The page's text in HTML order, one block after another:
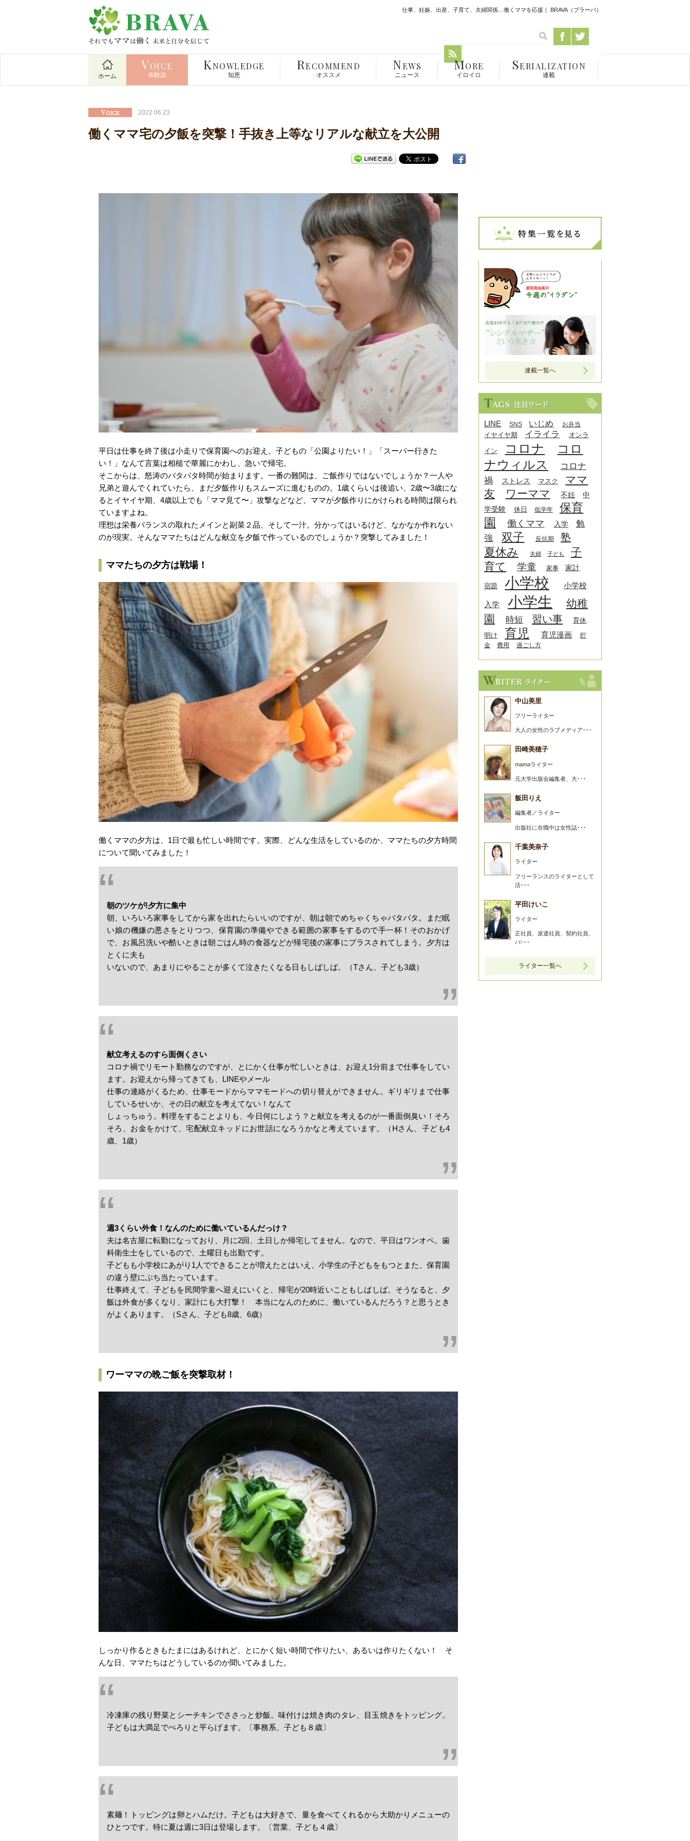
仕事、妊娠、出産、子育て、夫婦関係…働くママを応援｜ BRAVA（ブラーバ）
ホーム
VOICE
体験談
KNOWLEDGE
知恵
RECOMMEND
オススメ
NEWS
ニュース
MORE
イロイロ
SERIALIZATION
連載
2022.06.23
働くママ宅の夕飯を突撃！手抜き上等なリアルな献立を大公開
平日は仕事を終了後は小走りで保育園へのお迎え。子どもの「公園よりたい！」「スーパー行きた
い！」なんて言葉は相槌で華麗にかわし、急いで帰宅。
そこからは、怒涛のバタバタ時間が始まります。一番の難関は、ご飯作りではないでしょうか？一人や
兄弟と遊んでくれていたら、まだ夕飯作りもスムーズに進むものの。1歳くらいは後追い、2歳〜3歳にな
るとイヤイヤ期、4歳以上でも「ママ見て〜」攻撃などなど、ママが夕飯作りにかけられる時間は限られ
ていますよね。
理想は栄養バランスの取れたメインと副菜２品、そして一汁。分かってはいるけど、なかなか作れない
のが現実。そんなママたちはどんな献立を夕飯で作っているのでしょうか？突撃してみました！
ママたちの夕方は戦場！
働くママの夕方は、1日で最も忙しい時間です。実際、どんな生活をしているのか、ママたちの夕方時間
について聞いてみました！
朝のツケが!夕方に集中
朝、いろいろ家事をしてから家を出れたらいいのですが、朝は朝でめちゃくちゃバタバタ。まだ眠
い娘の機嫌の悪さをとりつつ、保育園の準備やできる範囲の家事をするので手一杯！そのおかげ
で、お風呂洗いや酷いときは朝ごはん時の食器などが帰宅後の家事にプラスされてしまう。夕方は
とくに夫も
いないので、あまりにやることが多くて泣きたくなる日もしばしば。（Tさん、子ども3歳）
献立考えるのすら面倒くさい
コロナ禍でリモート勤務なのですが、とにかく仕事が忙しいときは、お迎え1分前まで仕事をしてい
ます。お迎えから帰ってきても、LINEやメール
仕事の連絡がくるため、仕事モードからママモードへの切り替えができません。ギリギリまで仕事
しているせいか、その日の献立を考えてない！なんて
しょっちゅう。料理をすることよりも、今日何にしよう？と献立を考えるのが一番面倒臭い！そろ
そろ、お金をかけて、宅配献立キッドにお世話になろうかなと考えています。（Hさん、子ども4
歳、1歳）
週3くらい外食！なんのために働いているんだっけ？
夫は名古屋に転勤になっており、月に2回、土日しか帰宅してません。なので、平日はワンオペ。歯
科衛生士をしているので、土曜日も出勤です。
子どもも小学校にあがり1人でできることが増えたとはいえ、小学生の子どもをもつとまた、保育園
の違う壁にぶち当たっています。
仕事終えて、子どもを民間学童へ迎えにいくと、帰宅が20時近いこともしばしば。そうなると、夕
飯は外食が多くなり、家計にも大打撃！ 本当になんのために、働いているんだろう？と思うとき
がよくあります。（Sさん、子ども8歳、6歳）
ワーママの晩ご飯を突撃取材！
しっかり作るときもたまにはあるけれど、とにかく短い時間で作りたい、あるいは作りたくない！ そ
んな日、ママたちはどうしているのか聞いてみました。
冷凍庫の残り野菜とシーチキンでささっと炒飯。味付けは焼き肉のタレ、目玉焼きをトッピング。
子どもは大満足でぺろりと平らげます。〔事務系、子ども８歳〕
素麺！トッピングは卵とハムだけ。子どもは大好きで、量を食べてくれるから大助かりメニューの
ひとつです。特に夏は週に3日は登場します。〔営業、子ども４歳〕
連載一覧へ
LINE SNS いじめ お弁当
イヤイヤ期 イライラ オンラ
イン コロナ
コロ
ナウィルス
コロナ
禍
ストレス マスク
ママ
友
ワーママ 不妊
中
学受験
休日 低学年
保育
園
働くママ 入学
勉
強
双子 反抗期 塾
夏休み 夫婦 子ども
子
育て
学童 家事 家計
宿題 小学校 小学校
入学 小学生
幼稚
園
時短 習い事
育休
明け
育児 育児漫画
貯
金
費用 過ごし方
中山美里
フリーライター
大人の女性のラブメディア･･･
田崎美穂子
mamaライター
元大学出版会編集者、大･･･
飯田りえ
編集者／ライター
出版社に在職中は女性誌･･･
千葉美奈子
ライター
フリーランスのライターとして
活･･･
平田けいこ
ライター
正社員、派遣社員、契約社員、
パ･･･
ライター一覧へ